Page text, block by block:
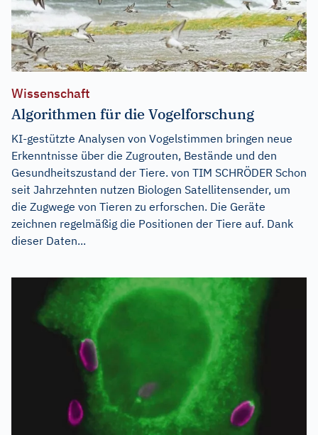
Wissenschaft
Algorithmen für die Vogelforschung
KI-gestützte Analysen von Vogelstimmen bringen neue
Erkenntnisse über die Zugrouten, Bestände und den
Gesundheitszustand der Tiere. von TIM SCHRÖDER Schon
seit Jahrzehnten nutzen Biologen Satellitensender, um
die Zugwege von Tieren zu erforschen. Die Geräte
zeichnen regelmäßig die Positionen der Tiere auf. Dank
dieser Daten...